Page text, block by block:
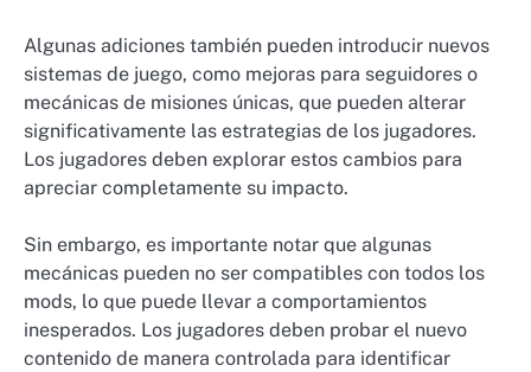
Algunas adiciones también pueden introducir nuevos
sistemas de juego, como mejoras para seguidores o
mecánicas de misiones únicas, que pueden alterar
significativamente las estrategias de los jugadores.
Los jugadores deben explorar estos cambios para
apreciar completamente su impacto.
Sin embargo, es importante notar que algunas
mecánicas pueden no ser compatibles con todos los
mods, lo que puede llevar a comportamientos
inesperados. Los jugadores deben probar el nuevo
contenido de manera controlada para identificar